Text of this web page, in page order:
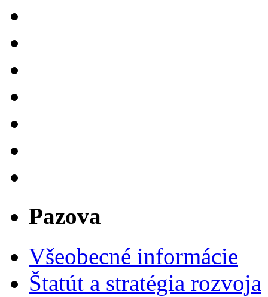
Pazova
Všeobecné informácie
Štatút a stratégia rozvoja